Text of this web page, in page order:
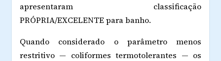
apresentaram classificação
PRÓPRIA/EXCELENTE para banho.
Quando considerado o parâmetro menos
restritivo — coliformes termotolerantes — os